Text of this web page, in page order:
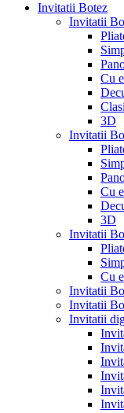
Invitatii Botez
Invitatii
Cu
3D
Invitatii
Cu
3D
Invitatii
Cu
Invitatii
Invitatii
Invitatii